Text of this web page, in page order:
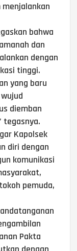
bahwa
dan
dengan
tinggi.
yang baru
diemban
tegasnya.
Kapolsek
diri dengan
komunikasi
pemuda,
Pakta